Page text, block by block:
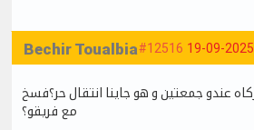
#12516 19-09-
Bechir Toualbia
عندو جمعتين و هو جاينا انتقال حر؟فسخ
مع فريقو؟